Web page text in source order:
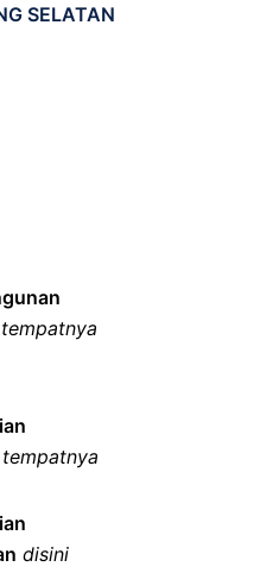
SELATAN
disini